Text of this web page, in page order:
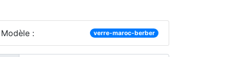
Modèle : verre-maroc-berber